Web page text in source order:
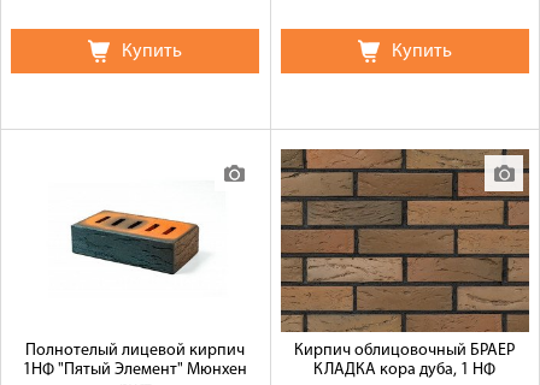
Купить Купить
Полнотелый лицевой кирпич
1НФ "Пятый Элемент" Мюнхен
Кирпич облицовочный БРАЕР
КЛАДКА кора дуба, 1 НФ